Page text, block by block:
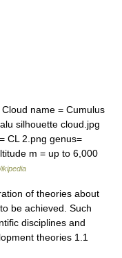
name = Cumulus
silhouette cloud.jpg
CL 2.png genus=
m = up to 6,000
of theories about
be achieved. Such
disciplines and
theories 1.1